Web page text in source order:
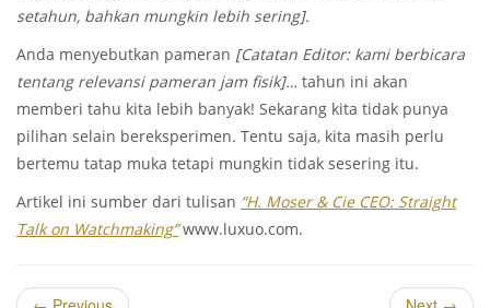
setahun, bahkan mungkin lebih sering].
Anda menyebutkan pameran [Catatan Editor: kami berbicara
tentang relevansi pameran jam fisik]… tahun ini akan
memberi tahu kita lebih banyak! Sekarang kita tidak punya
pilihan selain bereksperimen. Tentu saja, kita masih perlu
bertemu tatap muka tetapi mungkin tidak sesering itu.
Artikel ini sumber dari tulisan “H. Moser & Cie CEO: Straight
Talk on Watchmaking”www.luxuo.com.